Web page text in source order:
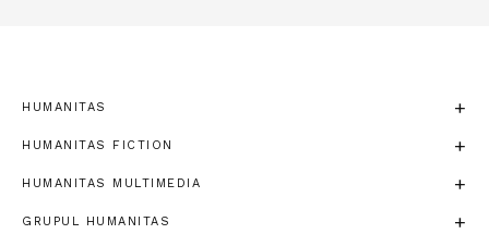
HUMANITAS
HUMANITAS FICTION
HUMANITAS MULTIMEDIA
GRUPUL HUMANITAS